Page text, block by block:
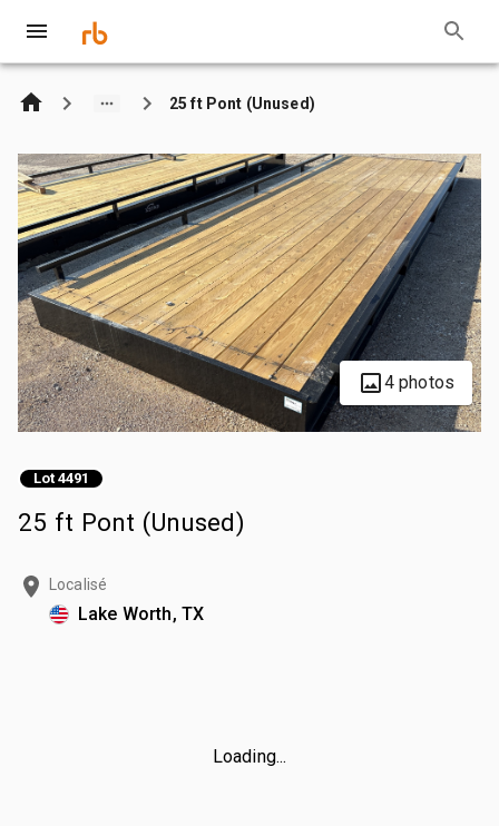
25 ft Pont (Unused)
4 photos
Lot 4491
25 ft Pont (Unused)
Localisé
Lake Worth, TX
Loading...